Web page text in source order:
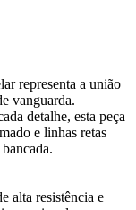
representa a união
vanguarda.
detalhe, esta peça
e linhas retas
alta resistência e